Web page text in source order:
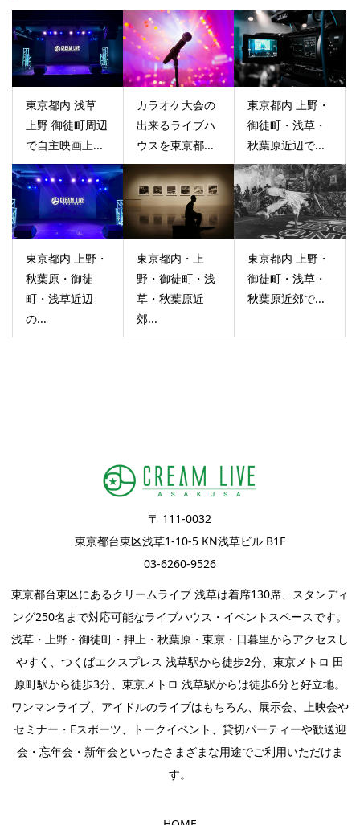
東京都内 浅草
上野 御徒町周辺
で自主映画上...
カラオケ大会の
出来るライブハ
ウスを東京都...
東京都内 上野・
御徒町・浅草・
秋葉原近辺で...
東京都内 上野・
秋葉原・御徒
町・浅草近辺
の...
東京都内・上
野・御徒町・浅
草・秋葉原近
郊...
東京都内 上野・
御徒町・浅草・
秋葉原近郊で...
〒 111-0032
東京都台東区浅草1-10-5 KN浅草ビル B1F
03-6260-9526
東京都台東区にあるクリームライブ 浅草は着席130席、スタンディ
ング250名まで対応可能なライブハウス・イベントスペースです。
浅草・上野・御徒町・押上・秋葉原・東京・日暮里からアクセスし
やすく、つくばエクスプレス 浅草駅から徒歩2分、東京メトロ 田
原町駅から徒歩3分、東京メトロ 浅草駅からは徒歩6分と好立地。
ワンマンライブ、 アイドルのライブはもちろん、 展示会、上映会や
セミナー・ Eスポーツ、 トークイベント 、 貸切パーティーや歓送迎
会・忘年会・新年会といったさまざまな用途でご利用いただけま
す。